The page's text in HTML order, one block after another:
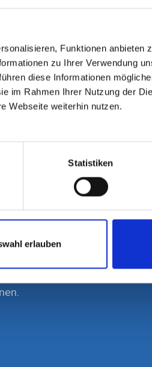
Funktionen anbieten
zu Ihrer Verwendung
diese Informationen
im Rahmen Ihrer Nutzung der
Webseite weiterhin nutzen.
Statistiken
erlauben
nach Vereinbarung
mit akuten Beschwerden